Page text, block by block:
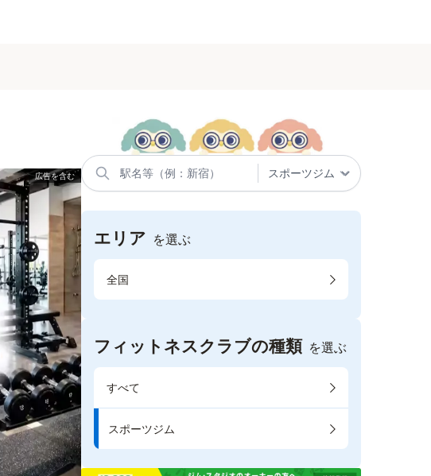
エリア を選ぶ
全国
フィットネスクラブの種類 を選ぶ
すべて
スポーツジム